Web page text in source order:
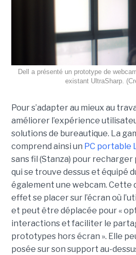
Dell a présenté un prototype de
existant UltraSharp.
Pour s’adapter au mieux au
améliorer l’expérience
solutions de bureautique. La
comprend ainsi un PC portable
sans fil (Stanza) pour
qui se trouve dessus et équipé
également une webcam. Cette
effet se placer sur l’écran où
et peut être déplacée pour «
interactions et faciliter le
prototypes hors écran ». Elle
posée sur son support au-